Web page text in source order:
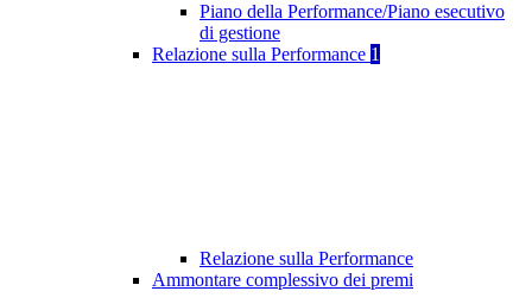
Piano della Performance/Piano esecutivo
di gestione
Relazione sulla Performance 1
Relazione sulla Performance
Ammontare complessivo dei premi